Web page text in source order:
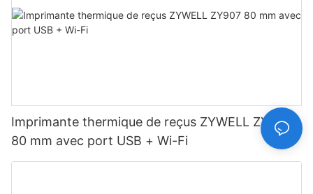
Imprimante thermique de reçus ZYWELL ZY907
80 mm avec port USB + Wi-Fi